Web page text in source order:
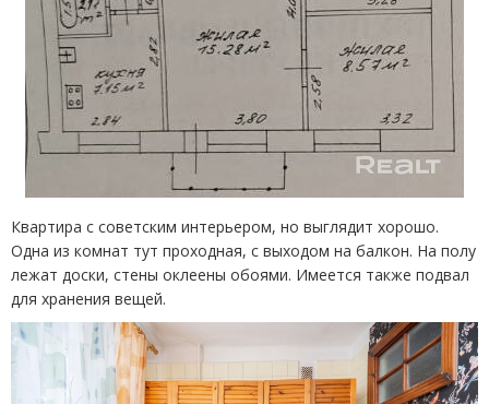
Квартира с советским интерьером, но выглядит хорошо.
Одна из комнат тут проходная, с выходом на балкон. На полу
лежат доски, стены оклеены обоями. Имеется также подвал
для хранения вещей.